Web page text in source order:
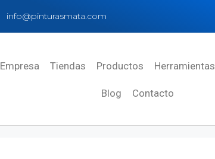
info@pinturasmata.com
Empresa Tiendas Productos Herramientas
Blog Contacto